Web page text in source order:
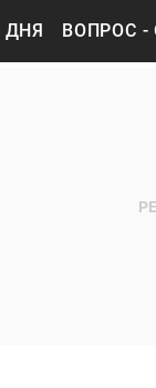
ДНЯ ВОПРОС -